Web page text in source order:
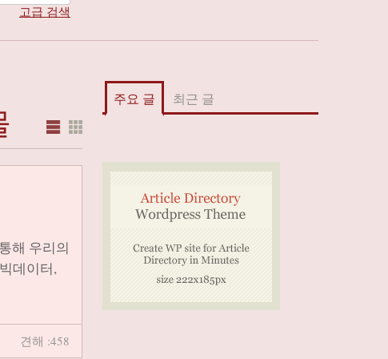
고급 검색
해 우리의
데이터,
견해 :458
주요 글 최근 글